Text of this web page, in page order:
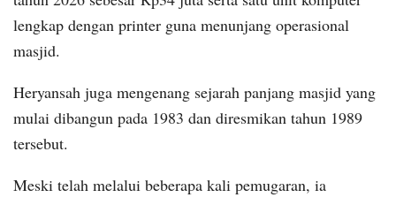
lengkap dengan printer guna menunjang operasional
masjid.
Heryansah juga mengenang sejarah panjang masjid yang
mulai dibangun pada 1983 dan diresmikan tahun 1989
tersebut.
Meski telah melalui beberapa kali pemugaran, ia